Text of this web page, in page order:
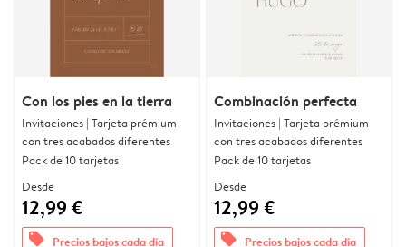
Con los pies en la tierra
Invitaciones | Tarjeta prémium
con tres acabados diferentes
Pack de 10 tarjetas
Desde
12,99 €
offers Precios bajos cada día
Combinación perfecta
Invitaciones | Tarjeta prémium
con tres acabados diferentes
Pack de 10 tarjetas
Desde
12,99 €
offers Precios bajos cada día